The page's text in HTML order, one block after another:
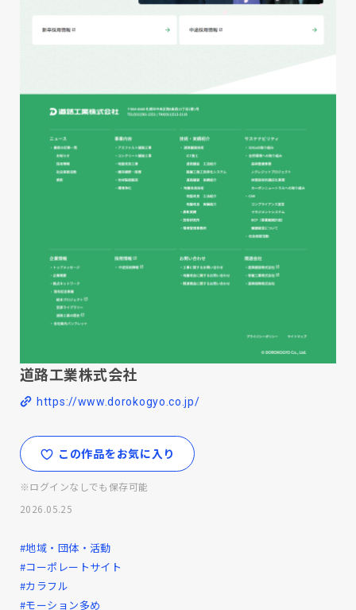
道路工業株式会社
https://www.dorokogyo.co.jp/
この作品をお気に入り
※ログインなしでも保存可能
2026.05.25
#地域・団体・活動
#コーポレートサイト
#カラフル
#モーション多め